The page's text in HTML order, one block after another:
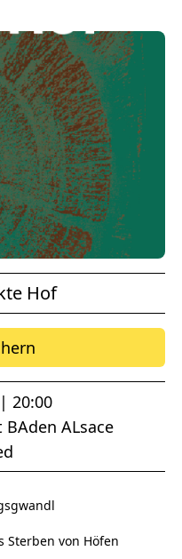
Hof
20:00
ALsace
Sterben von Höfen